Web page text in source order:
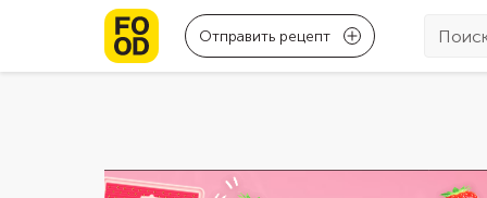
Отправить рецепт